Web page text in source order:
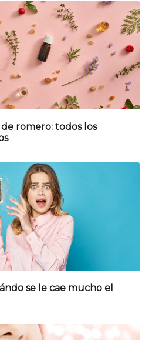
romero: todos los
se le cae mucho el